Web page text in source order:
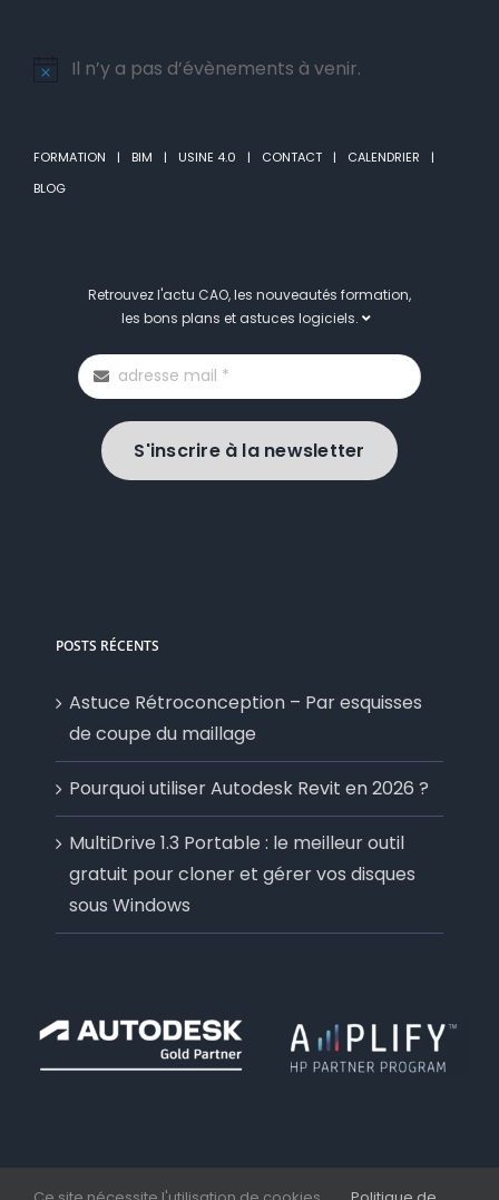
Notice
Il n’y a pas d’évènements à venir.
FORMATION BIM USINE 4.0 CONTACT
CALENDRIER
BLOG
Retrouvez l'actu CAO, les nouveautés formation,
les bons plans et astuces logiciels.
S'inscrire à la newsletter
POSTS RÉCENTS
Astuce Rétroconception – Par esquisses
de coupe du maillage
Pourquoi utiliser Autodesk Revit en 2026 ?
MultiDrive 1.3 Portable : le meilleur outil
gratuit pour cloner et gérer vos disques
sous Windows